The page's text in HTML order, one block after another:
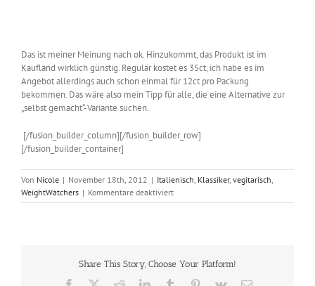
Das ist meiner Meinung nach ok. Hinzukommt, das Produkt ist im
Kaufland wirklich günstig. Regulär kostet es 35ct, ich habe es im
Angebot allerdings auch schon einmal für 12ct pro Packung
bekommen. Das wäre also mein Tipp für alle, die eine Alternative zur
„selbst gemacht“-Variante suchen.
[/fusion_builder_column][/fusion_builder_row]
[/fusion_builder_container]
Von Nicole | November 18th, 2012 | Italienisch Klassiker, vegitarisch
WeightWatchers | Kommentare deaktiviertfür
Die
so
simpel
Share This Story, Choose Your Platform!
Facebook RedditLinkedInTumblr Pinterest
Vk
E-